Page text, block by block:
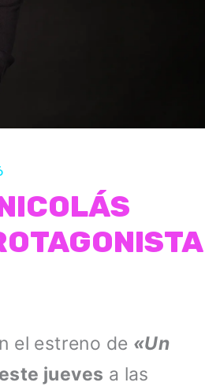
el estreno de «Un
este jueves a las